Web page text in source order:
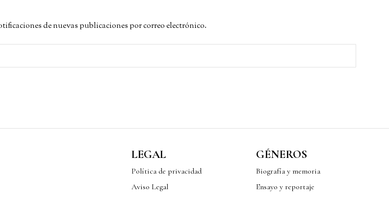
de nuevas publicaciones por correo electrónico.
LEGAL
Política de privacidad
Aviso Legal
GÉNEROS
Biografía y memoria
Ensayo y reportaje